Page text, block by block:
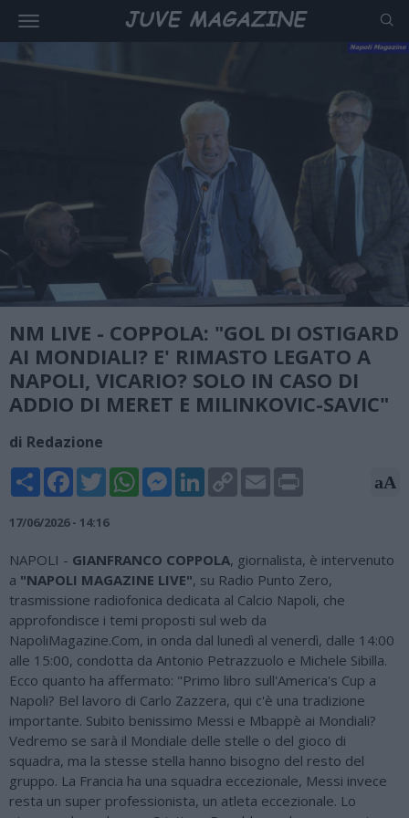
NM LIVE - COPPOLA: "GOL DI OSTIGARD
AI MONDIALI? E' RIMASTO LEGATO A
NAPOLI, VICARIO? SOLO IN CASO DI
ADDIO DI MERET E MILINKOVIC-SAVIC"
di Redazione
Share FacebookTwitterWhatsAppMessengerLinkedInCopy
Link
Email aA
17/06/2026 - 14:16
NAPOLI - GIANFRANCO COPPOLA, giornalista, è intervenuto
a "NAPOLI MAGAZINE LIVE", su Radio Punto Zero,
trasmissione radiofonica dedicata al Calcio Napoli, che
approfondisce i temi proposti sul web da
NapoliMagazine.Com, in onda dal lunedì al venerdì, dalle 14:00
alle 15:00, condotta da Antonio Petrazzuolo e Michele Sibilla.
Ecco quanto ha affermato: "Primo libro sull'America's Cup a
Napoli? Bel lavoro di Carlo Zazzera, qui c'è una tradizione
importante. Subito benissimo Messi e Mbappè ai Mondiali?
Vedremo se sarà il Mondiale delle stelle o del gioco di
squadra, ma la stesse stella hanno bisogno del resto del
gruppo. La Francia ha una squadra eccezionale, Messi invece
resta un super professionista, un atleta eccezionale. Lo